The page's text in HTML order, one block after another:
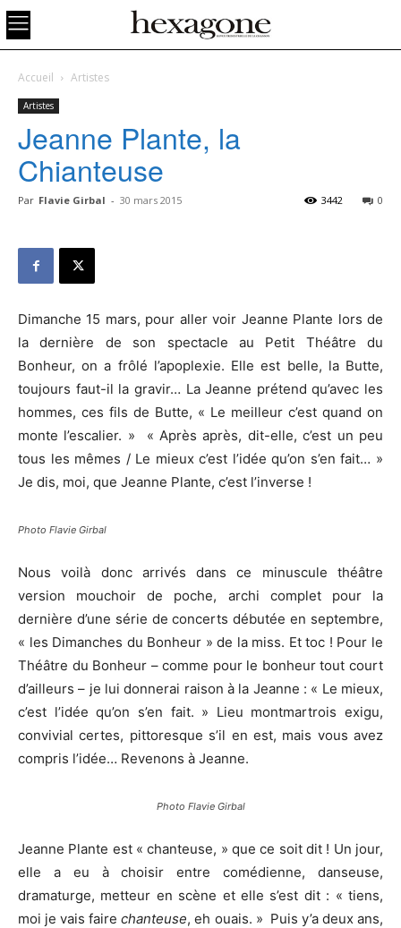
Accueil Artistes
Artistes
Jeanne Plante, la
Chianteuse
Par Flavie Girbal - 30 mars 2015 0
3442
Dimanche 15 mars, pour aller voir Jeanne Plante lors de
la dernière de son spectacle au Petit Théâtre du
Bonheur, on a frôlé l’apoplexie. Elle est belle, la Butte,
toujours faut-il la gravir… La Jeanne prétend qu’avec les
hommes, ces fils de Butte, « Le meilleur c’est quand on
monte l’escalier. » « Après après, dit-elle, c’est un peu
tous les mêmes / Le mieux c’est l’idée qu’on s’en fait… »
Je dis, moi, que Jeanne Plante, c’est l’inverse !
Photo Flavie Girbal
Nous voilà donc arrivés dans ce minuscule théâtre
version mouchoir de poche, archi complet pour la
dernière d’une série de concerts débutée en septembre,
« les Dimanches du Bonheur » de la miss. Et toc ! Pour le
Théâtre du Bonheur – comme pour le bonheur tout court
d’ailleurs – je lui donnerai raison à la Jeanne : « Le mieux,
c’est l’idée qu’on s’en fait. » Lieu montmartrois exigu,
convivial certes, pittoresque s’il en est, mais vous avez
compris l’idée… Revenons à Jeanne.
Photo Flavie Girbal
Jeanne Plante est « chanteuse, » que ce soit dit ! Un jour,
elle a eu à choisir entre comédienne, danseuse,
dramaturge, metteur en scène et elle s’est dit : « tiens,
moi je vais fairechanteuse, eh ouais. » Puis y’a deux ans,